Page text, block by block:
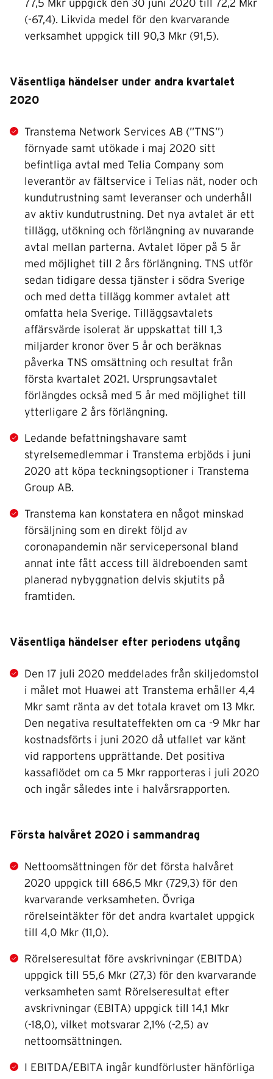
77,5 Mkr uppgick den 30 juni 2020 till 72,2 Mkr
(-67,4). Likvida medel för den kvarvarande
verksamhet uppgick till 90,3 Mkr (91,5).
Väsentliga händelser under andra kvartalet
2020
Transtema Network Services AB (”TNS”)
förnyade samt utökade i maj 2020 sitt
befintliga avtal med Telia Company som
leverantör av fältservice i Telias nät, noder och
kundutrustning samt leveranser och underhåll
av aktiv kundutrustning. Det nya avtalet är ett
tillägg, utökning och förlängning av nuvarande
avtal mellan parterna. Avtalet löper på 5 år
med möjlighet till 2 års förlängning. TNS utför
sedan tidigare dessa tjänster i södra Sverige
och med detta tillägg kommer avtalet att
omfatta hela Sverige. Tilläggsavtalets
affärsvärde isolerat är uppskattat till 1,3
miljarder kronor över 5 år och beräknas
påverka TNS omsättning och resultat från
första kvartalet 2021. Ursprungsavtalet
förlängdes också med 5 år med möjlighet till
ytterligare 2 års förlängning.
Ledande befattningshavare samt
styrelsemedlemmar i Transtema erbjöds i juni
2020 att köpa teckningsoptioner i Transtema
Group AB.
Transtema kan konstatera en något minskad
försäljning som en direkt följd av
coronapandemin när servicepersonal bland
annat inte fått access till äldreboenden samt
planerad nybyggnation delvis skjutits på
framtiden.
Väsentliga händelser efter periodens utgång
Den 17 juli 2020 meddelades från skiljedomstol
i målet mot Huawei att Transtema erhåller 4,4
Mkr samt ränta av det totala kravet om 13 Mkr.
Den negativa resultateffekten om ca -9 Mkr har
kostnadsförts i juni 2020 då utfallet var känt
vid rapportens upprättande. Det positiva
kassaflödet om ca 5 Mkr rapporteras i juli 2020
och ingår således inte i halvårsrapporten.
Första halvåret 2020 i sammandrag
Nettoomsättningen för det första halvåret
2020 uppgick till 686,5 Mkr (729,3) för den
kvarvarande verksamheten. Övriga
rörelseintäkter för det andra kvartalet uppgick
till 4,0 Mkr (11,0).
Rörelseresultat före avskrivningar (EBITDA)
uppgick till 55,6 Mkr (27,3) för den kvarvarande
verksamheten samt Rörelseresultat efter
avskrivningar (EBITA) uppgick till 14,1 Mkr
(-18,0), vilket motsvarar 2,1% (-2,5) av
nettoomsättningen.
I EBITDA/EBITA ingår kundförluster hänförliga